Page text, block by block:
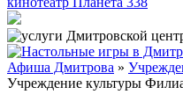
Афиша Дмитрова »
Учреждение культуры